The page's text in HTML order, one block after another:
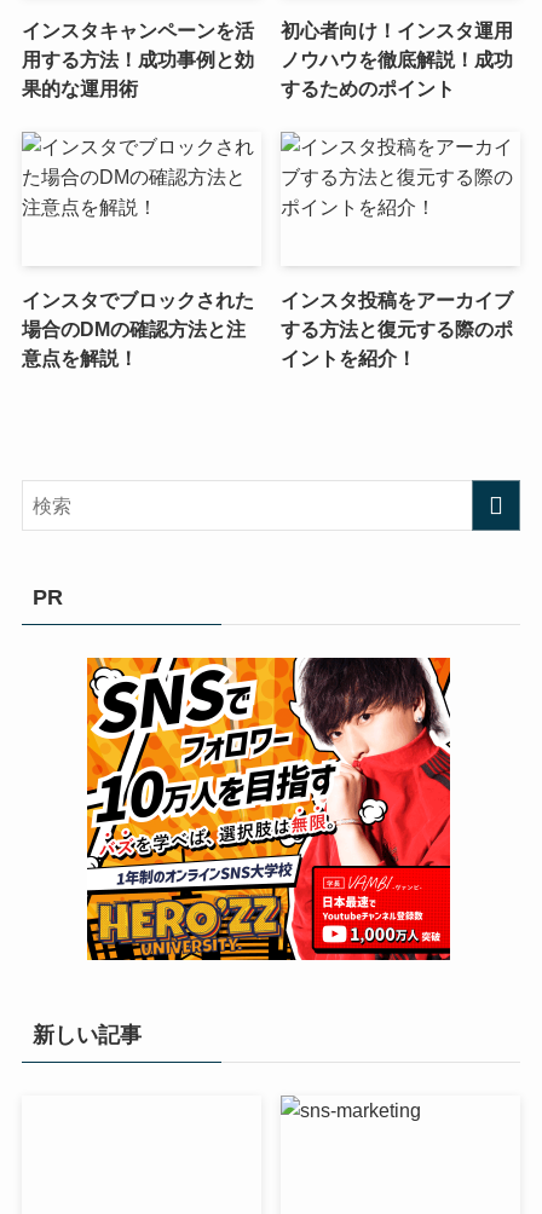
インスタキャンペーンを活
用する方法！成功事例と効
果的な運用術
初心者向け！インスタ運用
ノウハウを徹底解説！成功
するためのポイント
インスタでブロックされた
場合のDMの確認方法と注
意点を解説！
インスタ投稿をアーカイブ
する方法と復元する際のポ
イントを紹介！
PR
新しい記事